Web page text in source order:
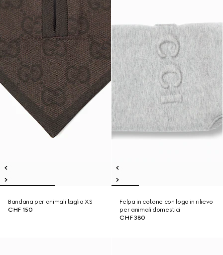
Bandana per animali taglia XS
CHF 150
Felpa in cotone con logo in rilievo
per animali domestici
CHF 380